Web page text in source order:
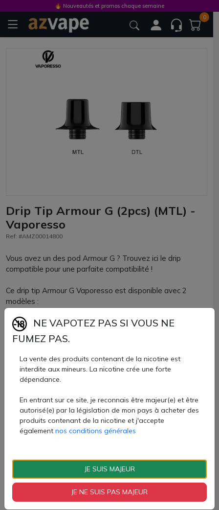
0
Drip Tip Armour G (2pcs) (MTL) -
Vaporesso
Ref: #AMZ00014800
Vous avez un des pod Armour G ? Trouvez ici le drip
compatible pour une parfaite compatibilité !
Ce drip tip Armour G Vaporesso est disponible avec 2
modèles :
Drip tip Armour D DTL : il a une forme évasée pour
produire un max de vapeur.
Drip tip Armour G MTL : il a une forme incurvée pour
concentrer les saveurs.
Ces drip tip sont compatibles avec n'importe quelle
cartouche Armour G, que ce soit le modèle DTL ou MTL.
Les drip tip sont utilisables avec les modèles suivants : kits
Drip tip Armour G Vaporesso vendus chez AZVape par lots
de 2 unités.
5 €
🔥 Nouveautés et promos chaque semaine
NE VAPOTEZ PAS SI VOUS NE
FUMEZ PAS.
La vente des produits contenant de la nicotine est
interdite aux mineurs. La nicotine crée une forte
dépendance.
En entrant sur ce site, je reconnais être majeur(e) et être
autorisé(e) par la législation de mon pays à acheter des
produits contenant de la nicotine et j'accepte
également nos conditions générales
JE SUIS MAJEUR
JE NE SUIS PAS MAJEUR